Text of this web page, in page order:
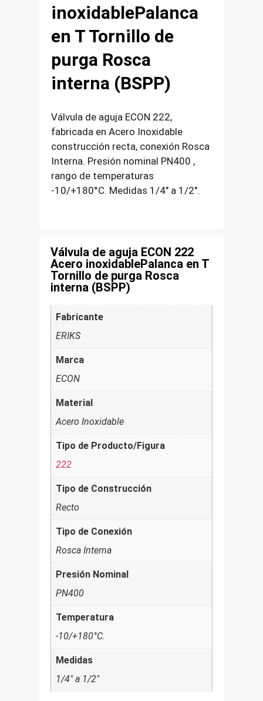
inoxidablePalanca
en T Tornillo de
purga Rosca
interna (BSPP)
Válvula de aguja ECON 222,
fabricada en Acero Inoxidable
construcción recta, conexión Rosca
Interna. Presión nominal PN400 ,
rango de temperaturas
-10/+180°C. Medidas 1/4″ a 1/2″.
Válvula de aguja ECON 222
Acero inoxidablePalanca en T
Tornillo de purga Rosca
interna (BSPP)
Fabricante
ERIKS
Marca
ECON
Material
Acero Inoxidable
Tipo de Producto/Figura
222
Tipo de Construcción
Recto
Tipo de Conexión
Rosca Interna
Presión Nominal
PN400
Temperatura
-10/+180°C.
Medidas
1/4" a 1/2"